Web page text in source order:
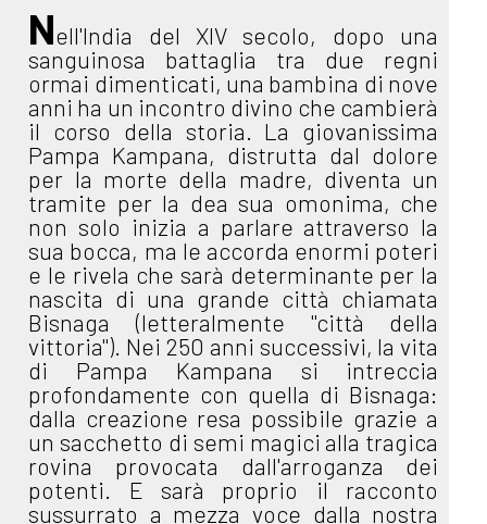
Nell'India del XIV secolo, dopo una
sanguinosa battaglia tra due regni
ormai dimenticati, una bambina di nove
anni ha un incontro divino che cambierà
il corso della storia. La giovanissima
Pampa Kampana, distrutta dal dolore
per la morte della madre, diventa un
tramite per la dea sua omonima, che
non solo inizia a parlare attraverso la
sua bocca, ma le accorda enormi poteri
e le rivela che sarà determinante per la
nascita di una grande città chiamata
Bisnaga (letteralmente "città della
vittoria"). Nei 250 anni successivi, la vita
di Pampa Kampana si intreccia
profondamente con quella di Bisnaga:
dalla creazione resa possibile grazie a
un sacchetto di semi magici alla tragica
rovina provocata dall'arroganza dei
potenti. E sarà proprio il racconto
sussurrato a mezza voce dalla nostra